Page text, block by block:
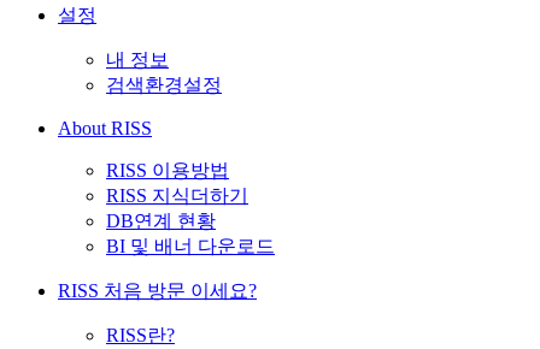
설정
내 정보
검색환경설정
About RISS
RISS 이용방법
RISS 지식더하기
DB연계 현황
BI 및 배너 다운로드
RISS 처음 방문 이세요?
RISS란?